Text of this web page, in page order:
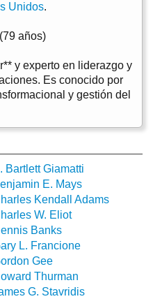
Unidos.
años)
y experto en liderazgo y
Es conocido por
y gestión del
Bartlett Giamatti
E. Mays
Kendall Adams
W. Eliot
Banks
L. Francione
Gee
Thurman
G. Stavridis